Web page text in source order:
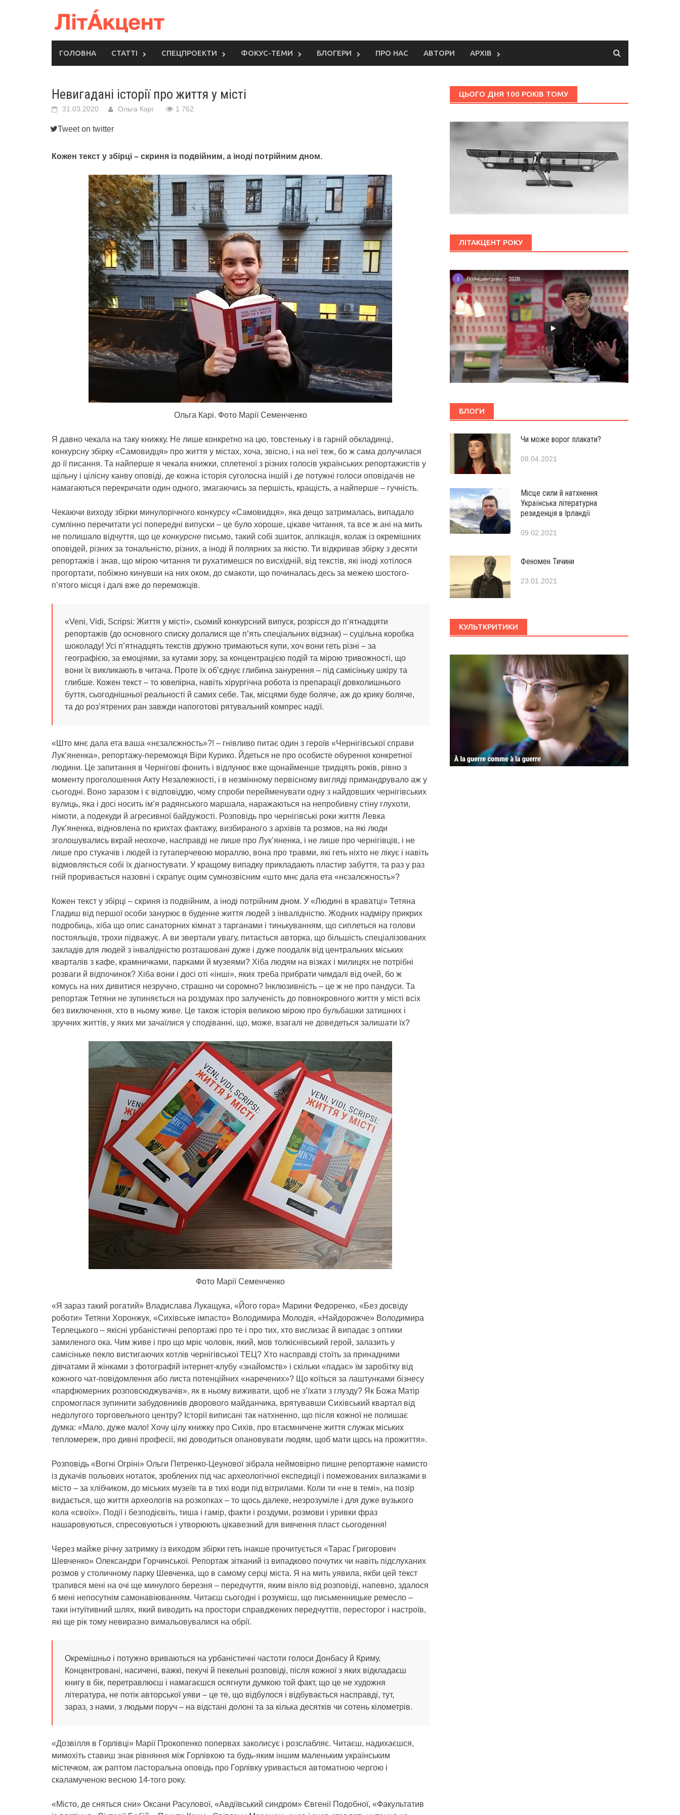
ГОЛОВНА СТАТТІ СПЕЦПРОЕКТИ ФОКУС-ТЕМИ БЛОГЕРИ ПРО НАС АВТОРИ АРХІВ
Невигадані історії про життя у місті
31.03.2020 Ольга Карі 1 762
Tweet on twitter
Кожен текст у збірці – скриня із подвійним, а іноді потрійним дном.
Ольга Карі. Фото Марії Семенченко
Я давно чекала на таку книжку. Не лише конкретно на цю, товстеньку і в гарній обкладинці,
конкурсну збірку «Самовидця» про життя у містах, хоча, звісно, і на неї теж, бо ж сама долучилася
до її писання. Та найперше я чекала книжки, сплетеної з різних голосів українських репортажистів у
щільну і цілісну канву оповіді, де кожна історія суголосна іншій і де потужні голоси оповідачів не
намагаються перекричати один одного, змагаючись за першість, кращість, а найперше – гучність.
Чекаючи виходу збірки минулорічного конкурсу «Самовидця», яка дещо затрималась, випадало
сумлінно перечитати усі попередні випуски – це було хороше, цікаве читання, та все ж ані на мить
не полишало відчуття, що це конкурсне письмо, такий собі зшиток, аплікація, колаж із окремішних
оповідей, різних за тональністю, різних, а іноді й полярних за якістю. Ти відкривав збірку з десяти
репортажів і знав, що мірою читання ти рухатимешся по висхідній, від текстів, які іноді хотілося
прогортати, побіжно кинувши на них оком, до смакоти, що починалась десь за межею шостого-
п’ятого місця і далі вже до переможців.
«Veni, Vidi, Scripsi: Життя у місті», сьомий конкурсний випуск, розрісся до п’ятнадцяти
репортажів (до основного списку долалися ще п’ять спеціальних відзнак) – суцільна коробка
шоколаду! Усі п’ятнадцять текстів дружно тримаються купи, хоч вони геть різні – за
географією, за емоціями, за кутами зору, за концентрацією подій та мірою тривожності, що
вони їх викликають в читача. Проте їх об’єднує глибина занурення – під самісіньку шкіру та
глибше. Кожен текст – то ювелірна, навіть хірургічна робота із препарації довколишнього
буття, сьогоднішньої реальності й самих себе. Так, місцями буде боляче, аж до крику боляче,
та до роз’ятрених ран завжди напоготові рятувальний компрес надії.
«Што мнє дала ета ваша «нєзалєжность»?! – гнівливо питає один з героїв «Чернігівської справи
Лук’яненка», репортажу-переможця Віри Курико. Йдеться не про особисте обурення конкретної
людини. Це запитання в Чернігові фонить і відлунює вже щонайменше тридцять років, рівно з
моменту проголошення Акту Незалежності, і в незмінному первісному вигляді примандрувало аж у
сьогодні. Воно заразом і є відповіддю, чому спроби перейменувати одну з найдовших чернігівських
вулиць, яка і досі носить ім’я радянського маршала, наражаються на непробивну стіну глухоти,
німоти, а подекуди й агресивної байдужості. Розповідь про чернігівські роки життя Левка
Лук’яненка, відновлена по крихтах фактажу, визбираного з архівів та розмов, на які люди
зголошувались вкрай неохоче, насправді не лише про Лук’яненка, і не лише про чернігівців, і не
лише про стукачів і людей із гутаперчевою мораллю, вона про травми, які геть ніхто не лікує і навіть
відмовляється собі їх діагностувати. У кращому випадку прикладають пластир забуття, та раз у раз
гній проривається назовні і скрапує оцим сумнозвісним «што мнє дала ета «нєзалєжность»?
Кожен текст у збірці – скриня із подвійним, а іноді потрійним дном. У «Людині в краватці» Тетяна
Гладиш від першої особи занурює в буденне життя людей з інвалідністю. Жодних надміру прикрих
подробиць, хіба що опис санаторних кімнат з тарганами і тинькуванням, що сиплеться на голови
постояльців, трохи підважує. А ви звертали увагу, питається авторка, що більшість спеціалізованих
закладів для людей з інвалідністю розташовані дуже і дуже поодалік від центральних міських
кварталів з кафе, крамничками, парками й музеями? Хіба людям на візках і милицях не потрібні
розваги й відпочинок? Хіба вони і досі оті «інші», яких треба прибрати чимдалі від очей, бо ж
комусь на них дивитися незручно, страшно чи соромно? Інклюзивність – це ж не про пандуси. Та
репортаж Тетяни не зупиняється на роздумах про залученість до повнокровного життя у місті всіх
без виключення, хто в ньому живе. Це також історія великою мірою про бульбашки затишних і
зручних життів, у яких ми зачаїлися у сподіванні, що, може, взагалі не доведеться залишати їх?
Фото Марії Семенченко
«Я зараз такий рогатий» Владислава Лукащука, «Його гора» Марини Федоренко, «Без досвіду
роботи» Тетяни Хоронжук, «Сихівське імпасто» Володимира Молодія, «Найдорожче» Володимира
Терлецького – якісні урбаністичні репортажі про те і про тих, хто вислизає й випадає з оптики
замиленого ока. Чим живе і про що мріє чоловік, який, мов толкієнівський герой, залазить у
самісіньке пекло вистигаючих котлів чернігівської ТЕЦ? Хто насправді стоїть за принадними
дівчатами й жінками з фотографій інтернет-клубу «знайомств» і скільки «падає» їм заробітку від
кожного чат-повідомлення або листа потенційних «наречених»? Що коїться за лаштунками бізнесу
«парфюмерних розповсюджувачів», як в ньому виживати, щоб не з’їхати з глузду? Як Божа Матір
спромоглася зупинити забудовників дворового майданчика, врятувавши Сихівський квартал від
недолугого торговельного центру? Історії виписані так натхненно, що після кожної не полишає
думка: «Мало, дуже мало! Хочу цілу книжку про Сихів, про втаємничене життя служак міських
тепломереж, про дивні професії, які доводиться опановувати людям, щоб мати щось на прожиття».
Розповідь «Вогні Огріні» Ольги Петренко-Цеунової зібрала неймовірно пишне репортажне намисто
із дукачів польових нотаток, зроблених під час археологічної експедиції і помежованих вилазками в
місто – за хлібчиком, до міських музеїв та в тихі води під вітрилами. Коли ти «не в темі», на позір
видається, що життя археологів на розкопках – то щось далеке, незрозуміле і для дуже вузького
кола «своїх». Події і безподієвіть, тиша і гамір, факти і роздуми, розмови і уривки фраз
нашаровуються, спресовуються і утворюють цікавезний для вивчення пласт сьогодення!
Через майже річну затримку із виходом збірки геть інакше прочитується «Тарас Григорович
Шевченко» Олександри Горчинської. Репортаж зітканий із випадково почутих чи навіть підслуханих
розмов у столичному парку Шевченка, що в самому серці міста. Я на мить уявила, якби цей текст
трапився мені на очі ще минулого березня – передчуття, яким віяло від розповіді, напевно, здалося
б мені непосутнім самонавіюванням. Читаєш сьогодні і розумієш, що письменницьке ремесло –
таки інтуїтивний шлях, який виводить на простори справджених передчуттів, пересторог і настроїв,
які ще рік тому невиразно вимальовувалися на обрії.
Окремішньо і потужно вриваються на урбаністичні частоти голоси Донбасу й Криму.
Концентровані, насичені, важкі, пекучі й пекельні розповіді, після кожної з яких відкладаєш
книгу в бік, перетравлюєш і намагаєшся осягнути думкою той факт, що це не художня
література, не потік авторської уяви – це те, що відбулося і відбувається насправді, тут,
зараз, з нами, з людьми поруч – на відстані долоні та за кілька десятків чи сотень кілометрів.
«Дозвілля в Горлівці» Марії Прокопенко попервах заколисує і розслабляє. Читаєш, надихаєшся,
мимохіть ставиш знак рівняння між Горлівкою та будь-яким іншим маленьким українським
містечком, аж раптом пасторальна оповідь про Горлівку уривається автоматною чергою і
скаламученою весною 14-того року.
«Місто, де сняться сни» Оксани Расулової, «Авдіївський синдром» Євгенії Подобної, «Факультатив
ЦЬОГО ДНЯ 100 РОКІВ ТОМУ
ЛІТАКЦЕНТ РОКУ
БЛОГИ
Чи може ворог плакати?
08.04.2021
Місце сили й натхнення.
Українська літературна
резиденція в Ірландії
09.02.2021
Феномен Тичини
23.01.2021
КУЛЬТКРИТИКИ